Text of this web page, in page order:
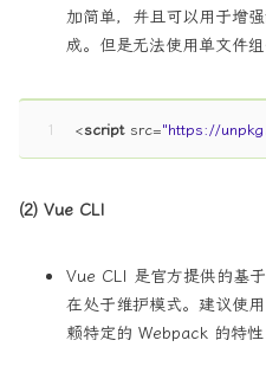
加简单，并且可以用于增
成。但是无法使用单文件
1 <script src="https://
(2) Vue CLI
Vue CLI 是官方提供的基
在处于维护模式。建议使
赖特定的 Webpack 的特性